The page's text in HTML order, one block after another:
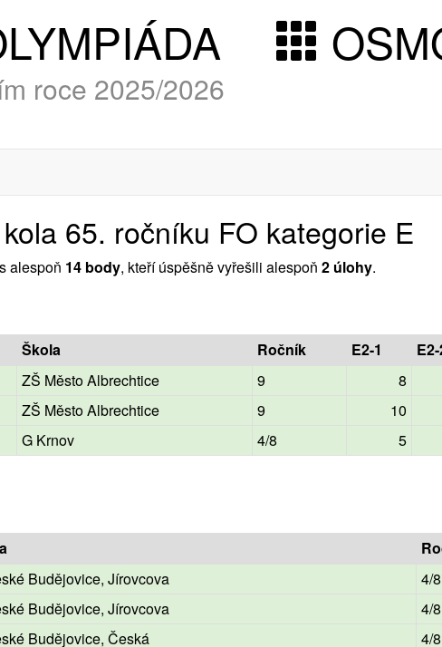
roce 2025/2026
65. ročníku FO kategorie E
alespoň 14 body, kteří úspěšně vyřešili alespoň 2 úlohy.
Škola Ročník E2-1
ZŠ Město Albrechtice 9 8
ZŠ Město Albrechtice 9 10
G Krnov 4/8 5
Budějovice, Jírovcova 4/8
Budějovice, Jírovcova 4/8
Budějovice, Česká 4/8